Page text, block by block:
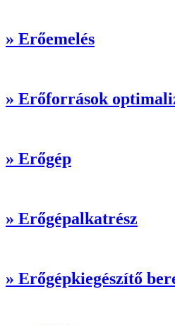
» Erőemelés
» Erőforrások
» Erőgép
» Erőgépalkatrész
» Erőgépkiegészítő